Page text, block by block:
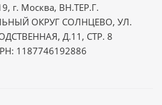
г. Москва, ВН.ТЕР.Г.
ОКРУГ СОЛНЦЕВО, УЛ.
Д.11, СТР. 8
1187746192886